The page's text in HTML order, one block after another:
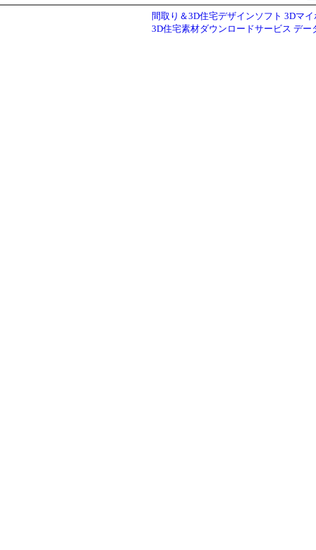
間取り＆3D住宅デザインソフト 3Dマ
3D住宅素材ダウンロードサービス デー